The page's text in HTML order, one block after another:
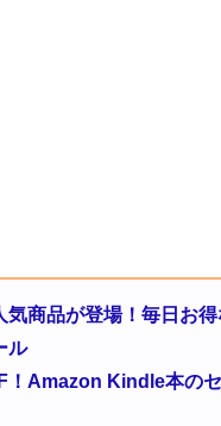
商品が登場！毎日お
ル
！Amazon Kindle本の